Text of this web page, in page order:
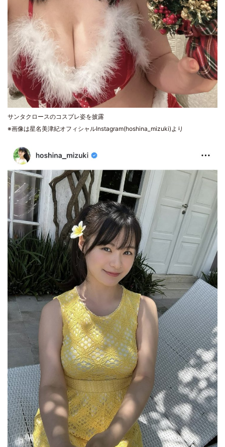
サンタクロースのコスプレ姿を披露
※画像は星名美津紀オフィシャルInstagram(hoshina_mizuki)より